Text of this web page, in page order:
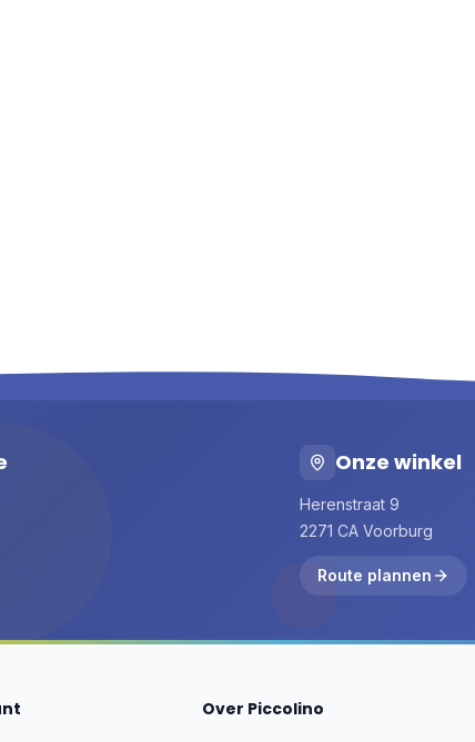
Onze winkel
Herenstraat 9
2271 CA Voorburg
Route plannen
Over Piccolino